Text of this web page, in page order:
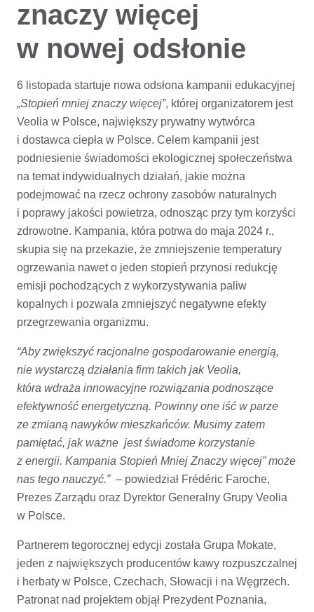
znaczy więcej
w nowej odsłonie
6 listopada startuje nowa odsłona kampanii edukacyjnej
„Stopień mniej znaczy więcej”, której organizatorem jest
Veolia w Polsce, największy prywatny wytwórca
i dostawca ciepła w Polsce. Celem kampanii jest
podniesienie świadomości ekologicznej społeczeństwa
na temat indywidualnych działań, jakie można
podejmować na rzecz ochrony zasobów naturalnych
i poprawy jakości powietrza, odnosząc przy tym korzyści
zdrowotne. Kampania, która potrwa do maja 2024 r.,
skupia się na przekazie, że zmniejszenie temperatury
ogrzewania nawet o jeden stopień przynosi redukcję
emisji pochodzących z wykorzystywania paliw
kopalnych i pozwala zmniejszyć negatywne efekty
przegrzewania organizmu.
“Aby zwiększyć racjonalne gospodarowanie energią,
nie wystarczą działania firm takich jak Veolia,
która wdraża innowacyjne rozwiązania podnoszące
efektywność energetyczną. Powinny one iść w parze
ze zmianą nawyków mieszkańców. Musimy zatem
pamiętać, jak ważne jest świadome korzystanie
z energii. Kampania Stopień Mniej Znaczy więcej” może
nas tego nauczyć.” – powiedział Frédéric Faroche,
Prezes Zarządu oraz Dyrektor Generalny Grupy Veolia
w Polsce.
Partnerem tegorocznej edycji została Grupa Mokate,
jeden z największych producentów kawy rozpuszczalnej
i herbaty w Polsce, Czechach, Słowacji i na Węgrzech.
Patronat nad projektem objął Prezydent Poznania,